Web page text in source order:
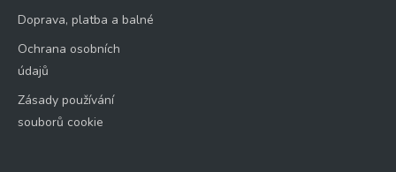
Doprava, platba a balné
Ochrana osobních
údajů
Zásady používání
souborů cookie